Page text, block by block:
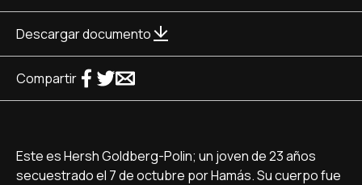
Descargar documento
Compartir
Este es Hersh Goldberg-Polin; un joven de 23 años
secuestrado el 7 de octubre por Hamás. Su cuerpo fue